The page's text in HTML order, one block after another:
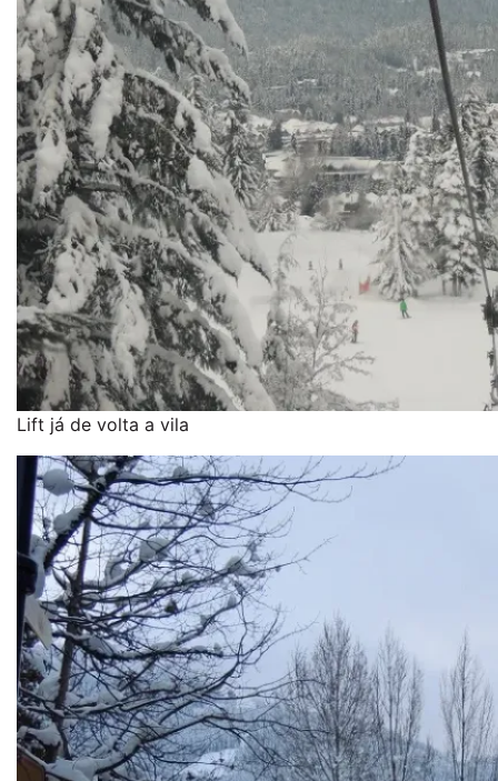
Lift já de volta a vila